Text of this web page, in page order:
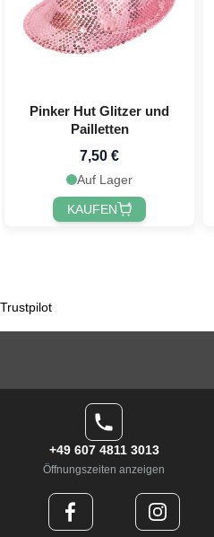
Pinker Hut Glitzer und
Pailletten
7,50 €
Auf Lager
KAUFEN
Trustpilot
+49 607 4811 3013
Öffnungszeiten anzeigen